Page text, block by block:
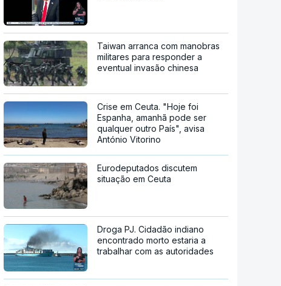
Taiwan arranca com manobras
militares para responder a
eventual invasão chinesa
Crise em Ceuta. "Hoje foi
Espanha, amanhã pode ser
qualquer outro País", avisa
António Vitorino
Eurodeputados discutem
situação em Ceuta
Droga PJ. Cidadão indiano
encontrado morto estaria a
trabalhar com as autoridades